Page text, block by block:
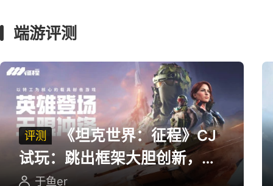
端游评测
评测
《坦克世界：征程》CJ
试玩：跳出框架大胆创新，用
英雄射击重塑坦克对战
于鱼er